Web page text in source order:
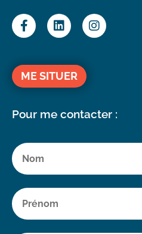
ME SITUER
Pour me contacter :